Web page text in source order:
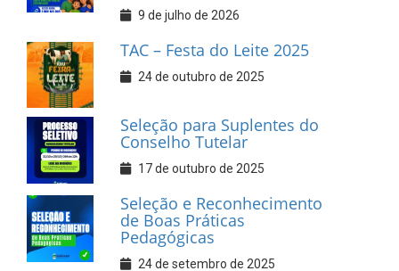
9 de julho de 2026
TAC – Festa do Leite 2025
24 de outubro de 2025
Seleção para Suplentes do
Conselho Tutelar
17 de outubro de 2025
Seleção e Reconhecimento
de Boas Práticas
Pedagógicas
24 de setembro de 2025